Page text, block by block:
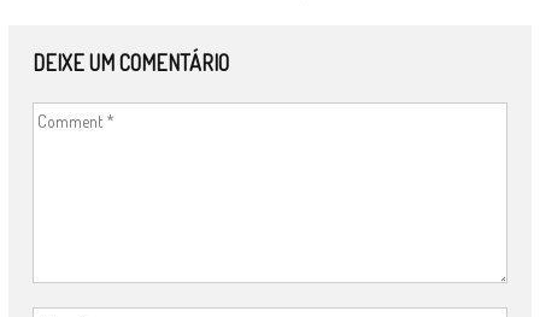
DEIXE UM COMENTÁRIO